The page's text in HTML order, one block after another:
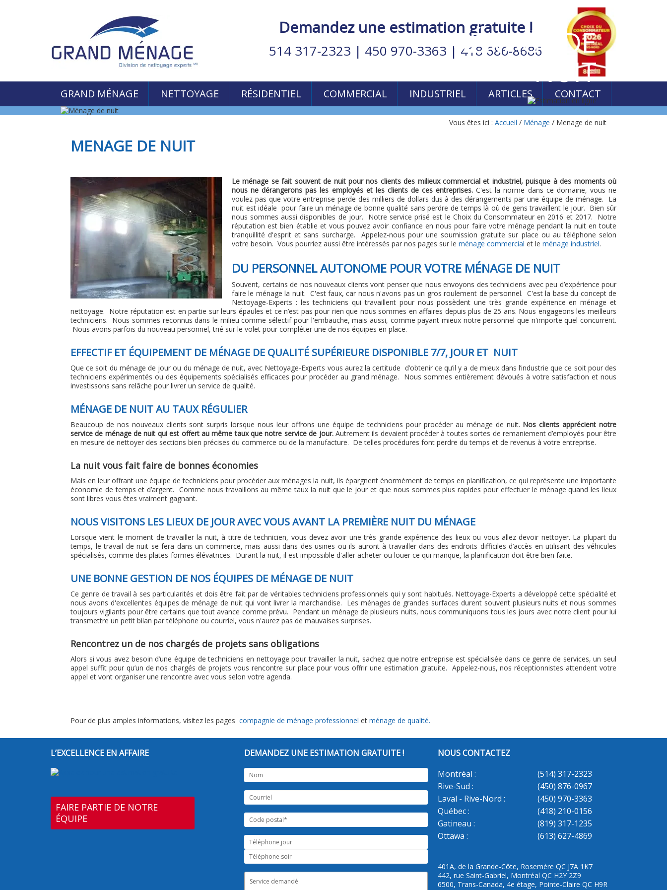
Demandez une estimation gratuite !
514 317-2323 | 450 970-3363 | 418 686-8686
GRAND MÉNAGE NETTOYAGE RÉSIDENTIEL COMMERCIAL INDUSTRIEL ARTICLES CONTACT
MÉNAGE DE
NUIT
Vous êtes ici : Accueil / Ménage / Menage de nuit
MENAGE DE NUIT
Le ménage se fait souvent de nuit pour nos clients des milieux commercial et industriel, puisque à des moments où
nous ne dérangerons pas les employés et les clients de ces entreprises. C'est la norme dans ce domaine, vous ne
voulez pas que votre entreprise perde des milliers de dollars dus à des dérangements par une équipe de ménage. La
nuit est idéale pour faire un ménage de bonne qualité sans perdre de temps là où de gens travaillent le jour. Bien sûr
nous sommes aussi disponibles de jour. Notre service prisé est le Choix du Consommateur en 2016 et 2017. Notre
réputation est bien établie et vous pouvez avoir confiance en nous pour faire votre ménage pendant la nuit en toute
tranquillité d'esprit et sans surcharge. Appelez-nous pour une soumission gratuite sur place ou au téléphone selon
votre besoin. Vous pourriez aussi être intéressés par nos pages sur le ménage commercial et le ménage industriel.
DU PERSONNEL AUTONOME POUR VOTRE MÉNAGE DE NUIT
Souvent, certains de nos nouveaux clients vont penser que nous envoyons des techniciens avec peu d’expérience pour
faire le ménage la nuit. C'est faux, car nous n'avons pas un gros roulement de personnel. C'est la base du concept de
Nettoyage-Experts : les techniciens qui travaillent pour nous possèdent une très grande expérience en ménage et
nettoyage. Notre réputation est en partie sur leurs épaules et ce n’est pas pour rien que nous sommes en affaires depuis plus de 25 ans. Nous engageons les meilleurs
techniciens. Nous sommes reconnus dans le milieu comme sélectif pour l'embauche, mais aussi, comme payant mieux notre personnel que n'importe quel concurrent.
Nous avons parfois du nouveau personnel, trié sur le volet pour compléter une de nos équipes en place.
EFFECTIF ET ÉQUIPEMENT DE MÉNAGE DE QUALITÉ SUPÉRIEURE DISPONIBLE 7/7, JOUR ET NUIT
Que ce soit du ménage de jour ou du ménage de nuit, avec Nettoyage-Experts vous aurez la certitude d’obtenir ce qu’il y a de mieux dans l’industrie que ce soit pour des
techniciens expérimentés ou des équipements spécialisés efficaces pour procéder au grand ménage. Nous sommes entièrement dévoués à votre satisfaction et nous
investissons sans relâche pour livrer un service de qualité.
MÉNAGE DE NUIT AU TAUX RÉGULIER
Beaucoup de nos nouveaux clients sont surpris lorsque nous leur offrons une équipe de techniciens pour procéder au ménage de nuit. Nos clients apprécient notre
service de ménage de nuit qui est offert au même taux que notre service de jour.Autrement ils devaient procéder à toutes sortes de remaniement d’employés pour être
en mesure de nettoyer des sections bien précises du commerce ou de la manufacture. De telles procédures font perdre du temps et de revenus à votre entreprise.
La nuit vous fait faire de bonnes économies
Mais en leur offrant une équipe de techniciens pour procéder aux ménages la nuit, ils épargnent énormément de temps en planification, ce qui représente une importante
économie de temps et d’argent. Comme nous travaillons au même taux la nuit que le jour et que nous sommes plus rapides pour effectuer le ménage quand les lieux
sont libres vous êtes vraiment gagnant.
NOUS VISITONS LES LIEUX DE JOUR AVEC VOUS AVANT LA PREMIÈRE NUIT DU MÉNAGE
Lorsque vient le moment de travailler la nuit, à titre de technicien, vous devez avoir une très grande expérience des lieux ou vous allez devoir nettoyer. La plupart du
temps, le travail de nuit se fera dans un commerce, mais aussi dans des usines ou ils auront à travailler dans des endroits difficiles d’accès en utilisant des véhicules
spécialisés, comme des plates-formes élévatrices. Durant la nuit, il est impossible d'aller acheter ou louer ce qui manque, la planification doit être bien faite.
UNE BONNE GESTION DE NOS ÉQUIPES DE MÉNAGE DE NUIT
Ce genre de travail à ses particularités et dois être fait par de véritables techniciens professionnels qui y sont habitués. Nettoyage-Experts a développé cette spécialité et
nous avons d'excellentes équipes de ménage de nuit qui vont livrer la marchandise. Les ménages de grandes surfaces durent souvent plusieurs nuits et nous sommes
toujours vigilants pour être certains que tout avance comme prévu. Pendant un ménage de plusieurs nuits, nous communiquons tous les jours avec notre client pour lui
transmettre un petit bilan par téléphone ou courriel, vous n'aurez pas de mauvaises surprises.
Rencontrez un de nos chargés de projets sans obligations
Alors si vous avez besoin d’une équipe de techniciens en nettoyage pour travailler la nuit, sachez que notre entreprise est spécialisée dans ce genre de services, un seul
appel suffit pour qu’un de nos chargés de projets vous rencontre sur place pour vous offrir une estimation gratuite. Appelez-nous, nos réceptionnistes attendent votre
appel et vont organiser une rencontre avec vous selon votre agenda.
Pour de plus amples informations, visitez les pages compagnie de ménage professionnel et ménage de qualité.
L’EXCELLENCE EN AFFAIRE
FAIRE PARTIE DE NOTRE
ÉQUIPE
DEMANDEZ UNE ESTIMATION GRATUITE !
NOUS CONTACTEZ
Montréal :
(514) 317-2323
Rive-Sud :
(450) 876-0967
Laval - Rive-Nord :
(450) 970-3363
Québec :
(418) 210-0156
Gatineau :
(819) 317-1235
Ottawa :
(613) 627-4869
401A, de la Grande-Côte, Rosemère QC J7A 1K7
442, rue Saint-Gabriel, Montréal QC H2Y 2Z9
6500, Trans-Canada, 4e étage, Pointe-Claire QC H9R